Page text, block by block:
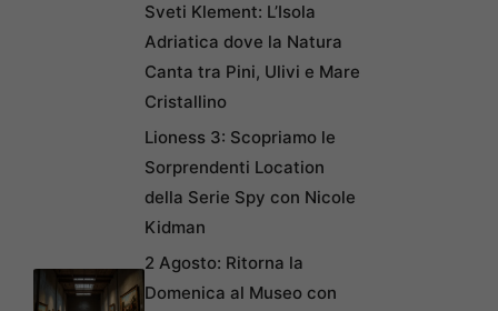
Sveti Klement: L’Isola
Adriatica dove la Natura
Canta tra Pini, Ulivi e Mare
Cristallino
Lioness 3: Scopriamo le
Sorprendenti Location
della Serie Spy con Nicole
Kidman
2 Agosto: Ritorna la
Domenica al Museo con